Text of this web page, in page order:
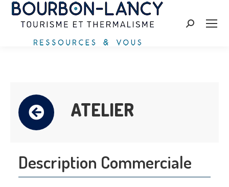
Search:
ATELIER
Description Commerciale